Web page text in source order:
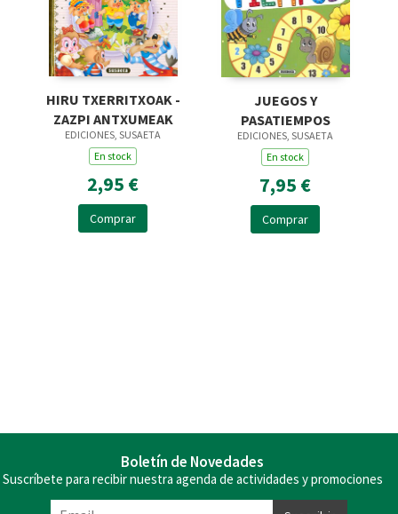
HIRU TXERRITXOAK -
ZAZPI ANTXUMEAK
EDICIONES, SUSAETA
En stock
2,95 €
Comprar
JUEGOS Y
PASATIEMPOS
EDICIONES, SUSAETA
En stock
7,95 €
Comprar
Boletín de Novedades
Suscríbete para recibir nuestra agenda de actividades y promociones